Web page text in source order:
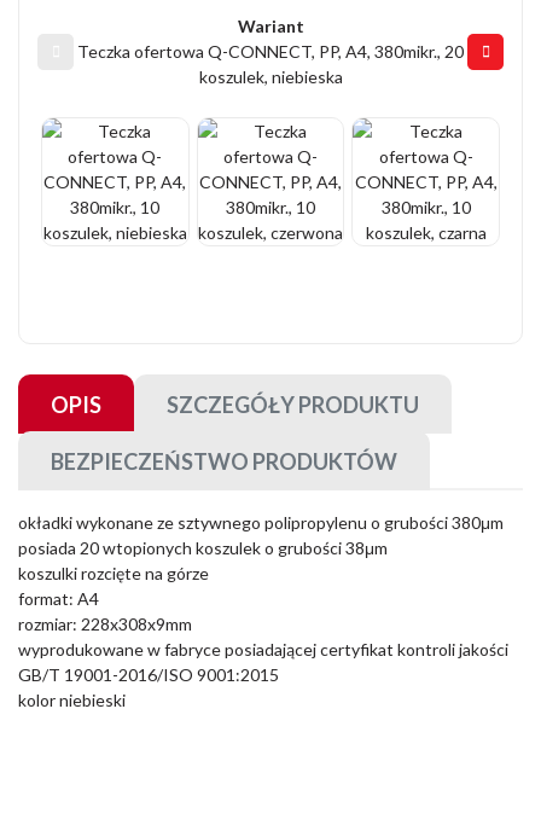
Wariant
Teczka ofertowa Q-CONNECT, PP, A4, 380mikr., 20
koszulek, niebieska
OPIS SZCZEGÓŁY PRODUKTU
BEZPIECZEŃSTWO PRODUKTÓW
okładki wykonane ze sztywnego polipropylenu o grubości 380μm
posiada 20 wtopionych koszulek o grubości 38μm
koszulki rozcięte na górze
format: A4
rozmiar: 228x308x9mm
wyprodukowane w fabryce posiadającej certyfikat kontroli jakości
GB/T 19001-2016/ISO 9001:2015
kolor niebieski